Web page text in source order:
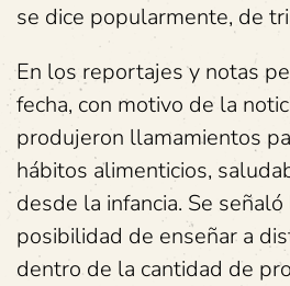
se dice popularmente, de
En los reportajes y notas
fecha, con motivo de la
produjeron llamamientos
hábitos alimenticios,
desde la infancia. Se
posibilidad de enseñar a
dentro de la cantidad de